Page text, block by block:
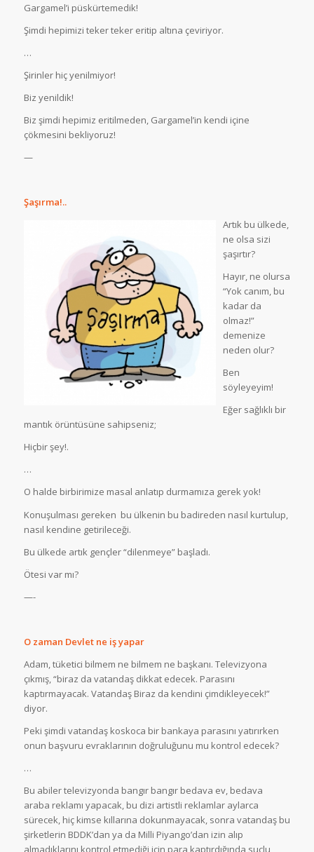
Gargamel’i püskürtemedik!
Şimdi hepimizi teker teker eritip altına çeviriyor.
…
Şirinler hiç yenilmiyor!
Biz yenildik!
Biz şimdi hepimiz eritilmeden, Gargamel’in kendi içine
çökmesini bekliyoruz!
—
Şaşırma!..
Artık bu ülkede,
ne olsa sizi
şaşırtır?
Hayır, ne olursa
“Yok canım, bu
kadar da
olmaz!”
demenize
neden olur?
Ben
söyleyeyim!
Eğer sağlıklı bir
mantık örüntüsüne sahipseniz;
Hiçbir şey!.
…
O halde birbirimize masal anlatıp durmamıza gerek yok!
Konuşulması gereken bu ülkenin bu badireden nasıl kurtulup,
nasıl kendine getirileceği.
Bu ülkede artık gençler “dilenmeye” başladı.
Ötesi var mı?
—-
O zaman Devlet ne iş yapar
Adam, tüketici bilmem ne bilmem ne başkanı. Televizyona
çıkmış, “biraz da vatandaş dikkat edecek. Parasını
kaptırmayacak. Vatandaş Biraz da kendini çimdikleyecek!”
diyor.
Peki şimdi vatandaş koskoca bir bankaya parasını yatırırken
onun başvuru evraklarının doğruluğunu mu kontrol edecek?
…
Bu abiler televizyonda bangır bangır bedava ev, bedava
araba reklamı yapacak, bu dizi artistli reklamlar aylarca
sürecek, hiç kimse kıllarına dokunmayacak, sonra vatandaş bu
şirketlerin BDDK’dan ya da Milli Piyango’dan izin alıp
almadıklarını kontrol etmediği için para kaptırdığında suçlu